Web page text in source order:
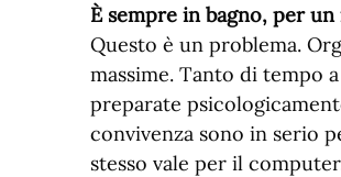
È sempre in bagno, per
Questo è un problema.
massime. Tanto di tempo
preparate
convivenza sono in serio
stesso vale per il